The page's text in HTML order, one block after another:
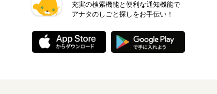
充実の検索機能と便利な通知機能で
アナタのしごと探しをお手伝い！